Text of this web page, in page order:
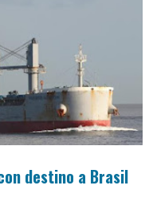
destino a Brasil